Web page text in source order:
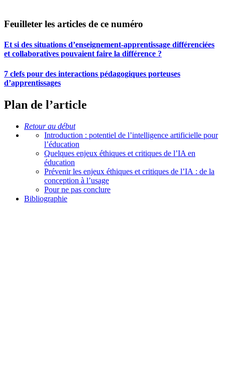
Feuilleter les articles de ce numéro
Et si des situations d’enseignement-apprentissage différenciées
et collaboratives pouvaient faire la différence ?
7 clefs pour des interactions pédagogiques porteuses
d’apprentissages
Plan de l’article
Retour au début
Introduction : potentiel de l’intelligence artificielle pour
l’éducation
Quelques enjeux éthiques et critiques de l’IA en
éducation
Prévenir les enjeux éthiques et critiques de l’IA : de la
conception à l’usage
Pour ne pas conclure
Bibliographie